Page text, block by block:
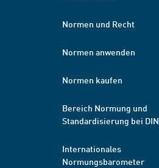
Normen und Recht
Normen anwenden
Normen kaufen
Bereich Normung und
Standardisierung bei DIN
Internationales
Normungsbarometer